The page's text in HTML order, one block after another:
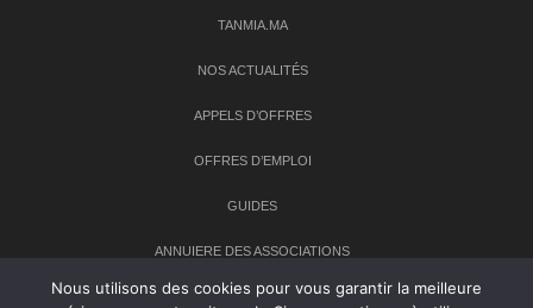
TANMIA.MA
NOS ACTUALITÉS
APPELS D’OFFRES
OFFRES D’EMPLOI
GUIDES
ANNUIERE DES ASSOCIATIONS
Nous utilisons des cookies pour vous garantir la meilleure